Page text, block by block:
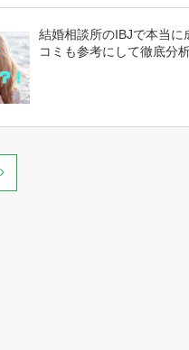
結婚相談所のIBJで本当に
コミも参考にして徹底分